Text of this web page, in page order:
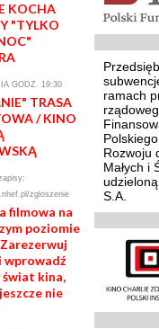
KOCHA
"TYLKO
GODZ. 19:30
TRASA
/ KINO
zgloszenie
filmowa na
poziomie
wprowadź
świat kina,
nie
ramach
Rozwoju
Małych i
S.A.